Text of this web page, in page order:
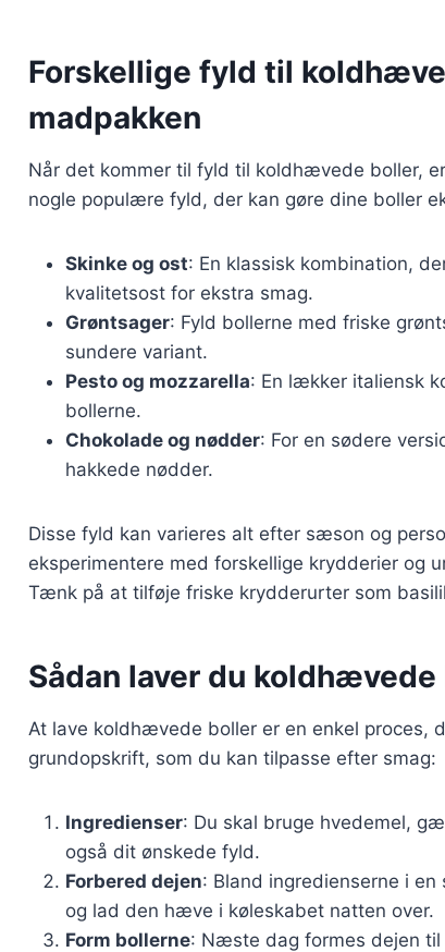
Forskellige fyld til
madpakken
Når det kommer til fyld til koldhævede boller,
nogle populære fyld, der kan gøre dine boller
Skinke og ost: En klassisk kombination,
kvalitetsost for ekstra smag.
Grøntsager: Fyld bollerne med friske
sundere variant.
Pesto og mozzarella: En lækker italiensk
bollerne.
Chokolade og nødder: For en sødere
hakkede nødder.
Disse fyld kan varieres alt efter sæson og
eksperimentere med forskellige krydderier og
Tænk på at tilføje friske krydderurter som
Sådan laver du
At lave koldhævede boller er en enkel proces,
grundopskrift, som du kan tilpasse efter smag:
Ingredienser: Du skal bruge hvedemel,
også dit ønskede fyld.
Forbered dejen: Bland ingredienserne i
og lad den hæve i køleskabet natten over.
Form bollerne: Næste dag formes dejen